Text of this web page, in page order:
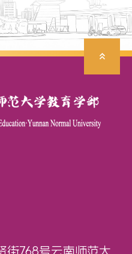
街768号云南师范大